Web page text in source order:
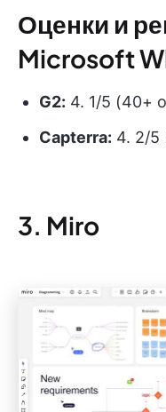
Оценки и
Microsoft
G2: 4. 1/5 (40+
Capterra: 4. 2/5
3. Miro